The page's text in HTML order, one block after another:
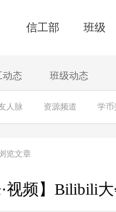
信工部 班级
动态 班级动态
人脉 资源频道 学币
览文章
·视频】Bilibili